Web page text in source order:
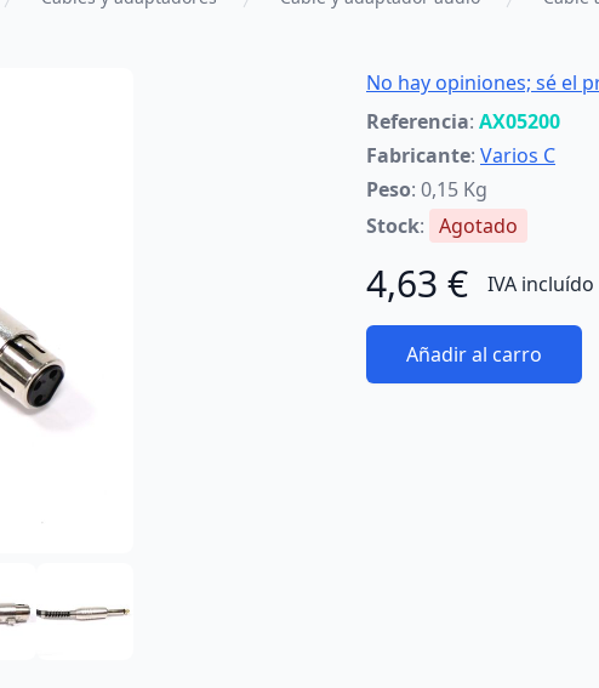
No hay opiniones; sé el
Referencia: AX05200
Fabricante: Varios C
Peso: 0,15 Kg
Stock: Agotado
4,63 € IVA incluído
Añadir al carro